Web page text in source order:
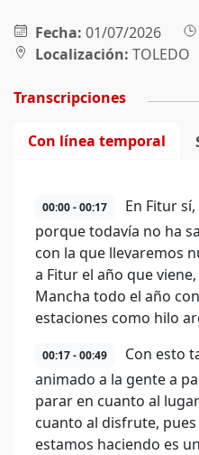
Fecha: 01/07/2026
Localización: TOLEDO
Transcripciones
Con línea temporal
00:00 - 00:17
En Fitur
porque todavía no ha
con la que llevaremos
a Fitur el año que
Mancha todo el año
estaciones como hilo
00:17 - 00:49
Con esto
animado a la gente a
parar en cuanto al
cuanto al disfrute,
estamos haciendo es